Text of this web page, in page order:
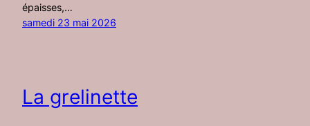
épaisses,…
samedi 23 mai 2026
La grelinette